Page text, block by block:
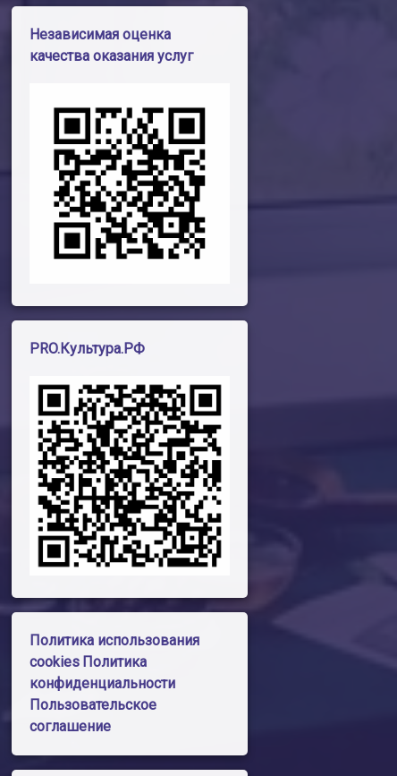
Независимая оценка
качества оказания услуг
PRO.Культура.РФ
Политика использования
cookies Политика
конфиденциальности
Пользовательское
соглашение